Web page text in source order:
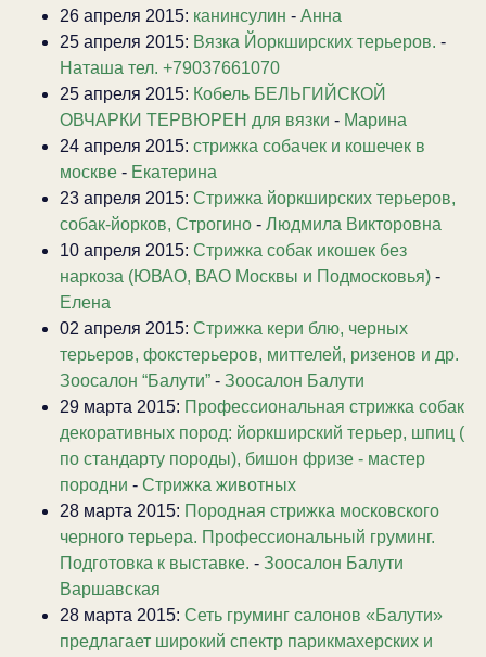
26 апреля 2015: канинсулин - Анна
25 апреля 2015: Вязка Йоркширских терьеров. -
Наташа тел. +79037661070
25 апреля 2015: Кобель БЕЛЬГИЙСКОЙ
ОВЧАРКИ ТЕРВЮРЕН для вязки - Марина
24 апреля 2015: стрижка собачек и кошечек в
москве - Екатерина
23 апреля 2015: Стрижка йоркширских терьеров,
собак-йорков, Строгино - Людмила Викторовна
10 апреля 2015: Стрижка собак икошек без
наркоза (ЮВАО, ВАО Москвы и Подмосковья) -
Елена
02 апреля 2015: Стрижка кери блю, черных
терьеров, фокстерьеров, миттелей, ризенов и др.
Зоосалон “Балути” - Зоосалон Балути
29 марта 2015: Профессиональная стрижка собак
декоративных пород: йоркширский терьер, шпиц (
по стандарту породы), бишон фризе - мастер
породни - Стрижка животных
28 марта 2015: Породная стрижка московского
черного терьера. Профессиональный груминг.
Подготовка к выставке. - Зоосалон Балути
Варшавская
28 марта 2015: Сеть груминг салонов «Балути»
предлагает широкий спектр парикмахерских и